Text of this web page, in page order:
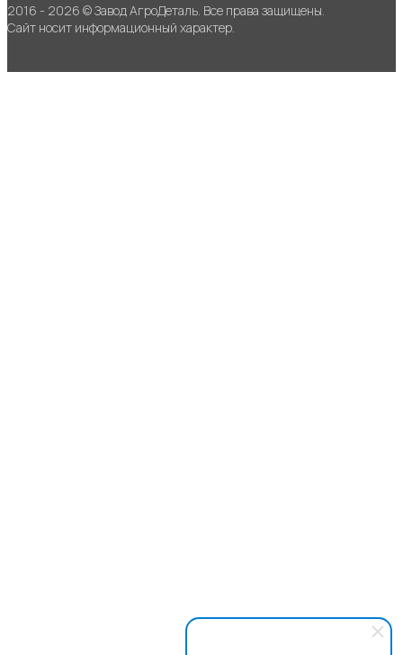
2016 - 2026 © Завод АгроДеталь. Все права защищены.
Сайт носит информационный характер.